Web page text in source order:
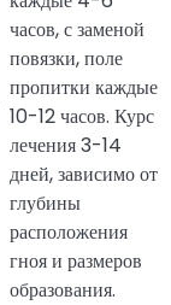
часов, с заменой
повязки, поле
пропитки каждые
10-12 часов. Курс
лечения 3-14
дней, зависимо от
глубины
расположения
гноя и размеров
образования.